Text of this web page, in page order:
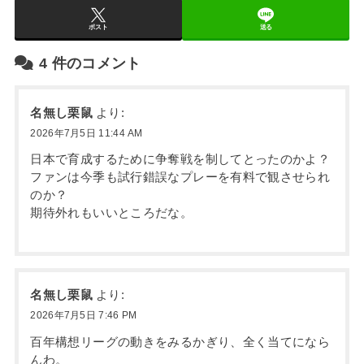
ポスト 送る
4 件のコメント
名無し栗鼠 より:
2026年7月5日 11:44 AM
日本で育成するために争奪戦を制してとったのかよ？
ファンは今季も試行錯誤なプレーを有料で観させられ
のか？
期待外れもいいところだな。
名無し栗鼠 より:
2026年7月5日 7:46 PM
百年構想リーグの動きをみるかぎり、全く当てになら
んわ。